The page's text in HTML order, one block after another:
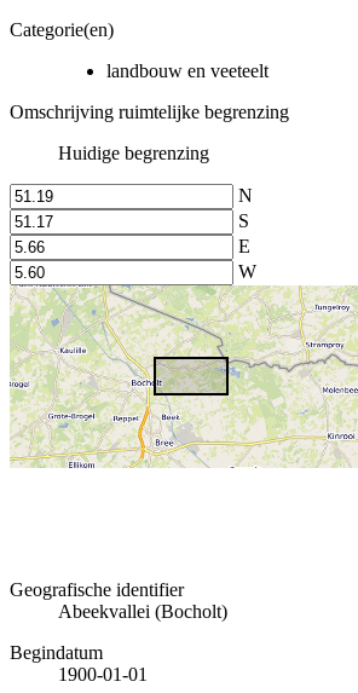
Categorie(en)
landbouw en veeteelt
Omschrijving ruimtelijke begrenzing
Huidige begrenzing
N
S
E
W
Geografische identifier
Abeekvallei (Bocholt)
Begindatum
1900-01-01